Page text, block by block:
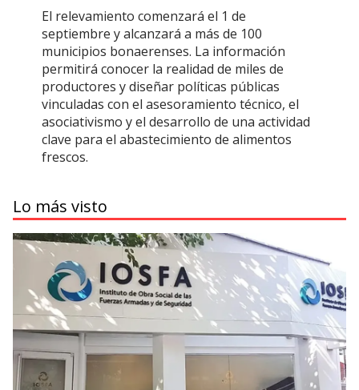
El relevamiento comenzará el 1 de
septiembre y alcanzará a más de 100
municipios bonaerenses. La información
permitirá conocer la realidad de miles de
productores y diseñar políticas públicas
vinculadas con el asesoramiento técnico, el
asociativismo y el desarrollo de una actividad
clave para el abastecimiento de alimentos
frescos.
Lo más visto